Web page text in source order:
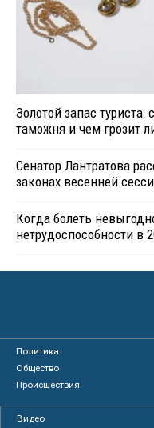
Золотой запас туриста:
таможня и чем грозит
Сенатор Лантратова
законах весенней
Когда болеть
нетрудоспособности в
Политика
Общество
Происшествия
Видео